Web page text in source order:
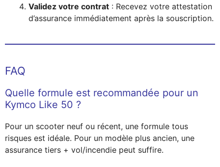
Validez votre contrat : Recevez votre attestation
d’assurance immédiatement après la souscription.
FAQ
Quelle formule est recommandée pour un
Kymco Like 50 ?
Pour un scooter neuf ou récent, une formule tous
risques est idéale. Pour un modèle plus ancien, une
assurance tiers + vol/incendie peut suffire.